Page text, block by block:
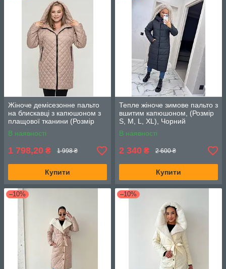
Жіноче демісезонне пальто
на блискавці з капюшоном з
плащової тканини (Розмір
50,52,54,56,58,60,62,64),
Бежеве
В наявності
1 798,20 ₴ 1 998 ₴
Купити
Тепле жіноче зимове пальто з
вшитим капюшоном, (Розмір
S, M, L, XL), Чорний
В наявності
2 340 ₴ 2 600 ₴
Купити
–10% –10%